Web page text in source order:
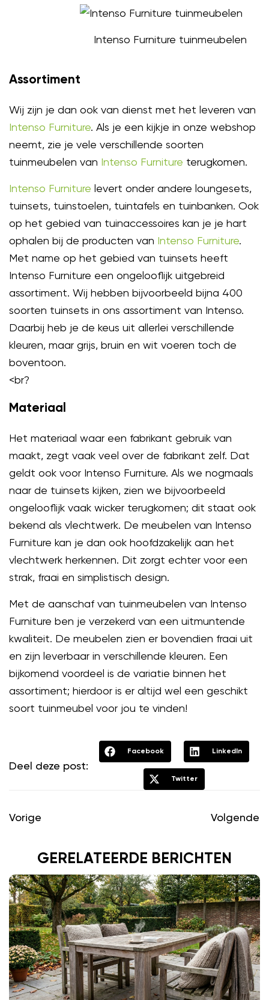
Intenso Furniture tuinmeubelen
Assortiment
Wij zijn je dan ook van dienst met het leveren van
Intenso Furniture. Als je een kijkje in onze webshop
neemt, zie je vele verschillende soorten
tuinmeubelen van Intenso Furniture terugkomen.
Intenso Furniture levert onder andere loungesets,
tuinsets, tuinstoelen, tuintafels en tuinbanken. Ook
op het gebied van tuinaccessoires kan je je hart
ophalen bij de producten van Intenso Furniture.
Met name op het gebied van tuinsets heeft
Intenso Furniture een ongelooflijk uitgebreid
assortiment. Wij hebben bijvoorbeeld bijna 400
soorten tuinsets in ons assortiment van Intenso.
Daarbij heb je de keus uit allerlei verschillende
kleuren, maar grijs, bruin en wit voeren toch de
boventoon.
<br?
Materiaal
Het materiaal waar een fabrikant gebruik van
maakt, zegt vaak veel over de fabrikant zelf. Dat
geldt ook voor Intenso Furniture. Als we nogmaals
naar de tuinsets kijken, zien we bijvoorbeeld
ongelooflijk vaak wicker terugkomen; dit staat ook
bekend als vlechtwerk. De meubelen van Intenso
Furniture kan je dan ook hoofdzakelijk aan het
vlechtwerk herkennen. Dit zorgt echter voor een
strak, fraai en simplistisch design.
Met de aanschaf van tuinmeubelen van Intenso
Furniture ben je verzekerd van een uitmuntende
kwaliteit. De meubelen zien er bovendien fraai uit
en zijn leverbaar in verschillende kleuren. Een
bijkomend voordeel is de variatie binnen het
assortiment; hierdoor is er altijd wel een geschikt
soort tuinmeubel voor jou te vinden!
Deel deze post:
Facebook LinkedIn
Twitter
Vorige Volgende
GERELATEERDE BERICHTEN